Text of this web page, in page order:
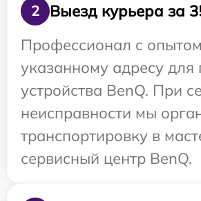
2
Выезд курьера за
Профессионал с
указанному адресу для
устройства BenQ. При
неисправности мы
транспортировку в
сервисный центр BenQ.